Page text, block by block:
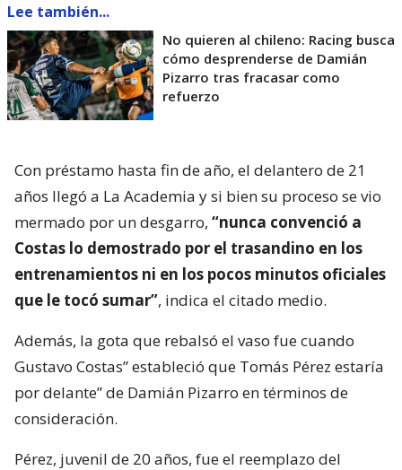
Lee también...
No quieren al chileno: Racing busca
cómo desprenderse de Damián
Pizarro tras fracasar como
refuerzo
Con préstamo hasta fin de año, el delantero de 21
años llegó a La Academia y si bien su proceso se vio
mermado por un desgarro, “nunca convenció a
Costas lo demostrado por el trasandino en los
entrenamientos ni en los pocos minutos oficiales
que le tocó sumar”, indica el citado medio.
Además, la gota que rebalsó el vaso fue cuando
Gustavo Costas” estableció que Tomás Pérez estaría
por delante” de Damián Pizarro en términos de
consideración.
Pérez, juvenil de 20 años, fue el reemplazo del